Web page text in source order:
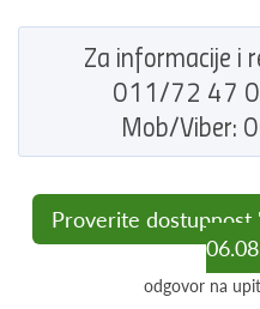
Za informacije i
011/72 47
Mob/Viber:
Proverite
odgovor na